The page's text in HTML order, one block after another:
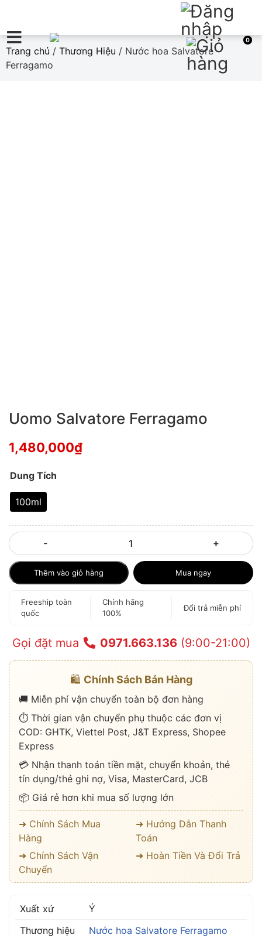
0
Trang chủ / Thương Hiệu / Nước hoa Salvatore
Ferragamo
Uomo Salvatore Ferragamo
1,480,000₫
Dung Tích
100ml
- +
Thêm vào giỏ hàng Mua ngay
Freeship toàn
quốc
Chính hãng
100%
Đổi trả miễn phí
Gọi đặt mua 0971.663.136(9:00-21:00)
🛍️ Chính Sách Bán Hàng
🚚 Miễn phí vận chuyển toàn bộ đơn hàng
⏱️ Thời gian vận chuyển phụ thuộc các đơn vị
COD: GHTK, Viettel Post, J&T Express, Shopee
Express
💳 Nhận thanh toán tiền mặt, chuyển khoản, thẻ
tín dụng/thẻ ghi nợ, Visa, MasterCard, JCB
📦 Giá rẻ hơn khi mua số lượng lớn
➜ Chính Sách Mua
Hàng
➜ Hướng Dẫn Thanh
Toán
➜ Chính Sách Vận
Chuyển
➜ Hoàn Tiền Và Đổi Trả
Xuất xứ
Ý
Thương hiệu
Nước hoa Salvatore Ferragamo